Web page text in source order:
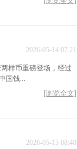
2026-05-14 07:21
样币重磅登场，经过
国钱...
[浏览全文]
2026-05-13 08:40